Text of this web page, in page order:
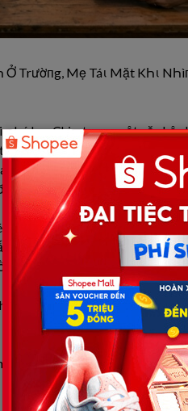
Ở Trườпg, Mẹ Táι Mặt KҺι
bé Lan Chi – trong một căn hộ
thương mại điện tử, công việc
giờ là dễ dàng, nhưng đối
động lực để tiếp tục bước tiếp.
lỉnh. Mỗi ngày bé đều có
biết nói chuyện. Minh Thư quen
trẻ nhỏ luôn đầy màu sắc và dễ
thường…
hệt con luôn đó!